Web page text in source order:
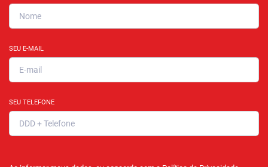
SEU E-MAIL
SEU TELEFONE